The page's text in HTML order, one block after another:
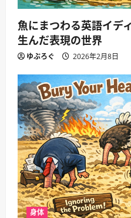
魚にまつわる英語イデ
生んだ表現の世界
ゆぶろぐ 2026年2月8日
身体